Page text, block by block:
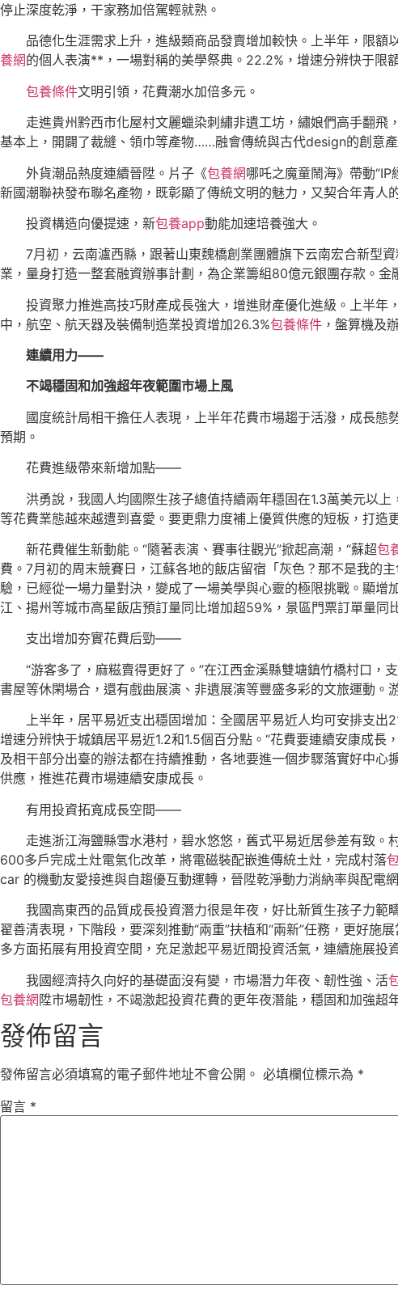
停止深度乾淨，干家務加倍駕輕就熟。
品德化生涯需求上升，進級類商品發賣增加較快。上半年，限
養網的個人表演**，一場對稱的美學祭典。22.2%，增速分辨快于限
包養條件文明引領，花費潮水加倍多元。
走進貴州黔西市化屋村文麗蠟染刺繡非遺工坊，繡娘們高手翻
基本上，開闢了裁縫、領巾等產物……融會傳統與古代design的創意產
外貨潮品熱度連續晉陞。片子《包養網哪吒之魔童鬧海》帶動
新國潮聯袂發布聯名產物，既彰顯了傳統文明的魅力，又契合年青人
投資構造向優提速，新包養app動能加速培養強大。
7月初，云南瀘西縣，跟著山東魏橋創業團體旗下云南宏合新型
業，量身打造一整套融資辦事計劃，為企業籌組80億元銀團存款。
投資聚力推進高技巧財產成長強大，增進財產優化進級。上半年
中，航空、航天器及裝備制造業投資增加26.3%包養條件 ，盤算機及
連續用力——
不竭穩固和加強超年夜範圍市場上風
國度統計局相干擔任人表現，上半年花費市場趨于活潑，成長
預期。
花費進級帶來新增加點——
洪勇說，我國人均國際生孩子總值持續兩年穩固在1.3萬美元以
等花費業態越來越遭到喜愛。要更鼎力度補上優質供應的短板，打造
新花費催生新動能。“隨著表演、賽事往觀光”掀起高潮，“蘇超包
費。7月初的周末競賽日，江蘇各地的飯店留宿「灰色？那不是我的
驗，已經從一場力量對決，變成了一場美學與心靈的極限挑戰。顯
江、揚州等城市高星飯店預訂量同比增加超59%，景區門票訂單量同
支出增加夯實花費后勁——
“游客多了，麻糍賣得更好了。”在江西金溪縣雙塘鎮竹橋村口，
書屋等休閑場合，還有戲曲展演、非遺展演等豐盛多彩的文旅運動。
上半年，居平易近支出穩固增加：全國居平易近人均可安排支
增速分辨快于城鎮居平易近1.2和1.5個百分點。“花費要連續安康成長
及相干部分出臺的辦法都在持續推動，各地要進一個步驟落實好中心
供應，推進花費市場連續安康成長。
有用投資拓寬成長空間——
走進浙江海鹽縣雪水港村，碧水悠悠，舊式平易近居參差有致
600多戶完成土灶電氣化改革，將電磁裝配嵌進傳統土灶，完成村落
car 的機動友愛接進與自趨優互動運轉，晉陞乾淨動力消納率與配電
我國高東西的品質成長投資潛力很是年夜，好比新質生孩子力範
翟善清表現，下階段，要深刻推動“兩重”扶植和“兩新”任務，更好施
多方面拓展有用投資空間，充足激起平易近間投資活氣，連續施展投
我國經濟持久向好的基礎面沒有變，市場潛力年夜、韌性強、活
包養網陞市場韌性，不竭激起投資花費的更年夜潛能，穩固和加強超
發佈留言
發佈留言必須填寫的電子郵件地址不會公開。 必填欄位標示為 *
留言 *